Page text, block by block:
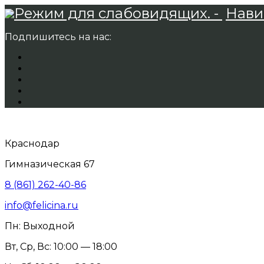
Режим для слабовидящих. -
Подпишитесь на нас:
Краснодар
Гимназическая 67
8 (861) 262-40-86
info@felicina.ru
Пн: Выходной
Вт, Ср, Вс: 10:00 — 18:00